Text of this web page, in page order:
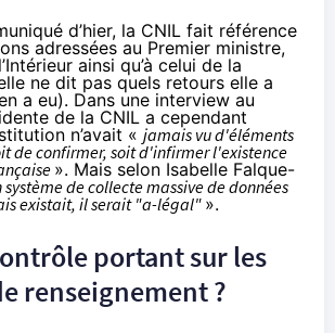
d’hier, la CNIL fait référence
adressées au Premier ministre,
ainsi qu’à celui de la
ne dit pas quels retours elle a
a eu). Dans une interview au
de la CNIL a cependant
n’avait « jamais vu d'éléments
de confirmer, soit d'infirmer l'existence
». Mais selon Isabelle Falque-
système de collecte massive de données
existait, il serait "a-légal" ».
portant sur les
renseignement ?